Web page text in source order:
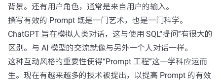
背景。还有用户角色，通常是来自用户的输入。
撰写有效的 Prompt 既是一门艺术，也是一门科学。
ChatGPT 旨在模拟人类对话，这与使用 SQL“提问”有很大的
区别。与 AI 模型的交流就像与另外一个人对话一样。
这种互动风格的重要性使得“Prompt 工程”这一学科应运而
生。现在有越来越多的技术被提出，以提高 Prompt 的有效